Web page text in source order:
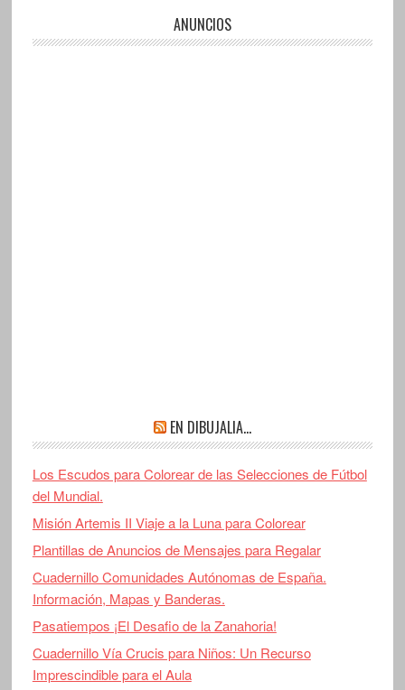
ANUNCIOS
EN DIBUJALIA…
Los Escudos para Colorear de las Selecciones de Fútbol
del Mundial.
Misión Artemis II Viaje a la Luna para Colorear
Plantillas de Anuncios de Mensajes para Regalar
Cuadernillo Comunidades Autónomas de España.
Información, Mapas y Banderas.
Pasatiempos ¡El Desafio de la Zanahoria!
Cuadernillo Vía Crucis para Niños: Un Recurso
Imprescindible para el Aula